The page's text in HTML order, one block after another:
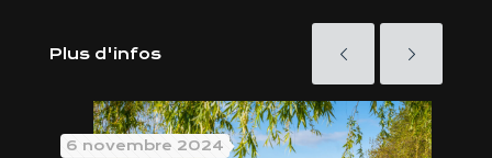
Plus d'infos
6 novembre 2024